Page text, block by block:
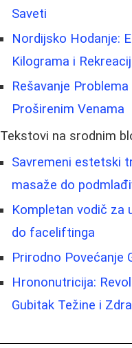
Saveti
Nordijsko Hodanje:
Kilograma i
Rešavanje
Proširenim Venama
Tekstovi na srodnim
Savremeni estetski
masaže do
Kompletan vodič za
do faceliftinga
Prirodno Povećanje
Hrononutricija:
Gubitak Težine i